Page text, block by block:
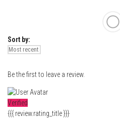
Sort by:
Be the first to leave a review.
Verified
{{{ review.rating_title }}}